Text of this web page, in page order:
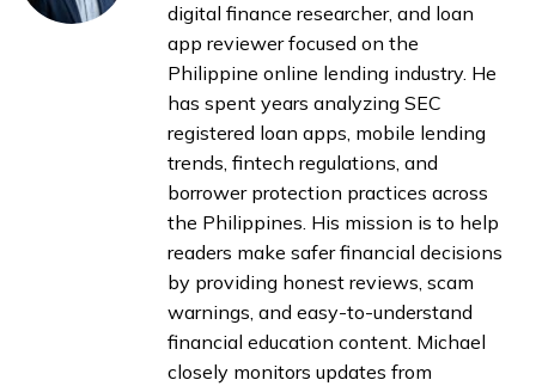
digital finance researcher, and loan
app reviewer focused on the
Philippine online lending industry. He
has spent years analyzing SEC
registered loan apps, mobile lending
trends, fintech regulations, and
borrower protection practices across
the Philippines. His mission is to help
readers make safer financial decisions
by providing honest reviews, scam
warnings, and easy-to-understand
financial education content. Michael
closely monitors updates from